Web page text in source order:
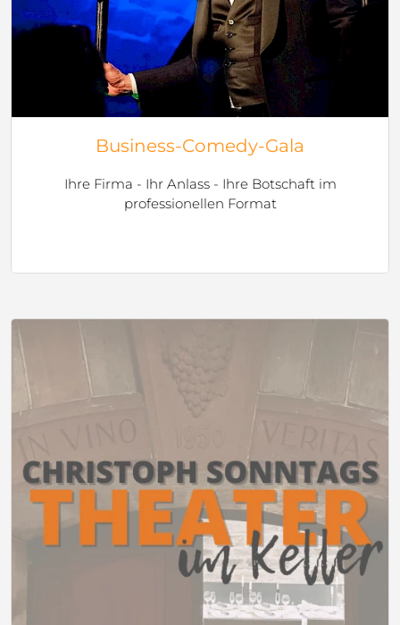
Business-Comedy-Gala
Ihre Firma - Ihr Anlass - Ihre Botschaft im
professionellen Format